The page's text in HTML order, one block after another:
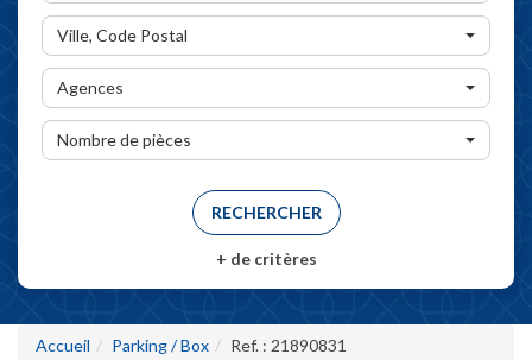
Ville, Code Postal
Agences
Nombre de pièces
+ de critères
Accueil Parking / Box Ref. : 21890831